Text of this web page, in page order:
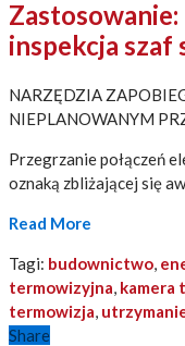
inspekcja
NARZĘDZIA
NIEPLANOWANYM
Przegrzanie połączeń
oznaką zbliżającej się
Read More
Tagi: budownictwo,
termowizyjna, kamera
termowizja,
Share